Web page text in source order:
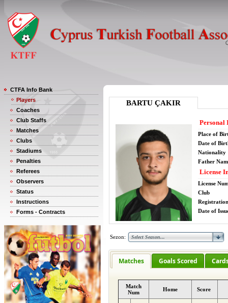
CTFA Info Bank
Players
Coaches
Club Staffs
Matches
Clubs
Stadiums
Penalties
Referees
Observers
Status
Instructions
Forms - Contracts
BARTU ÇAKIR
Personal
Place of
Date of
Nationality
Father
License
License
Club
Date of
Sezon:
Matches Goals Scored
Match
Num
Home Score